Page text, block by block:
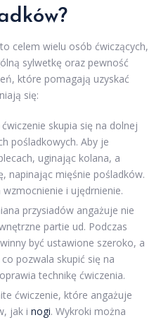
celem wielu osób ćwiczących,
sylwetkę oraz pewność
które pomagają uzyskać
się:
skupia się na dolnej
pośladkowych. Aby je
uginając kolana, a
napinając mięśnie pośladków.
i ujędrnienie.
przysiadów angażuje nie
partie ud. Podczas
być ustawione szeroko, a
pozwala skupić się na
technikę ćwiczenia.
ćwiczenie, które angażuje
jak i nogi. Wykroki można